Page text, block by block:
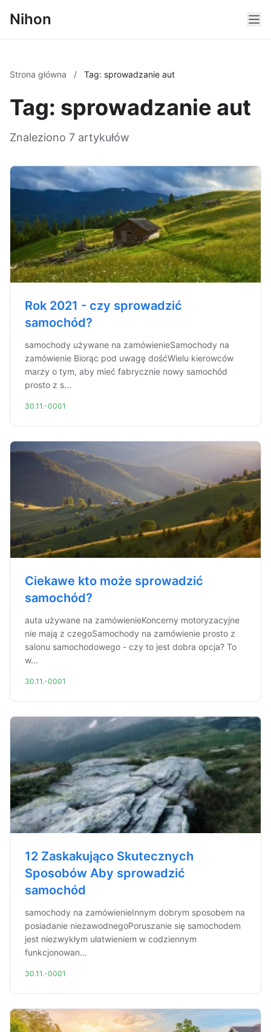
Nihon
Strona główna / Tag: sprowadzanie aut
Tag: sprowadzanie aut
Znaleziono 7 artykułów
Rok 2021 - czy sprowadzić
samochód?
samochody używane na zamówienieSamochody na
zamówienie Biorąc pod uwagę dośćWielu kierowców
marzy o tym, aby mieć fabrycznie nowy samochód
prosto z s...
30.11.-0001
Ciekawe kto może sprowadzić
samochód?
auta używane na zamówienieKoncerny motoryzacyjne
nie mają z czegoSamochody na zamówienie prosto z
salonu samochodowego - czy to jest dobra opcja? To
w...
30.11.-0001
12 Zaskakująco Skutecznych
Sposobów Aby sprowadzić
samochód
samochody na zamówienieInnym dobrym sposobem na
posiadanie niezawodnegoPoruszanie się samochodem
jest niezwykłym ułatwieniem w codziennym
funkcjonowan...
30.11.-0001